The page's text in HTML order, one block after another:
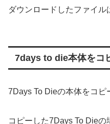
ダウンロードしたファイル
7days to die本体をコ
7Days To Dieの本体をコピ
コピーした7Days To Die